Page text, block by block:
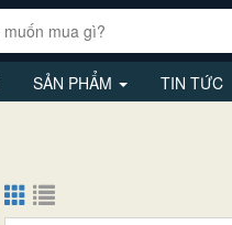
SẢN PHẨM TIN TỨC